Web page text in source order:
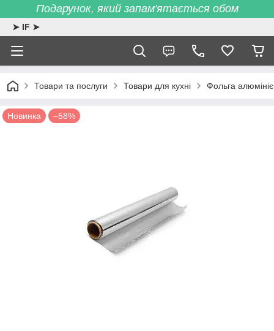
Подарунок, який запам'ятається обом
➤ IF ➤
Товари та послуги Товари для кухні Фольга
Новинка –58%